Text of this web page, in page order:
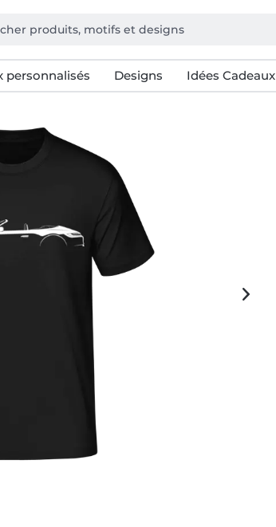
personnalisés Designs Idées Cadeaux